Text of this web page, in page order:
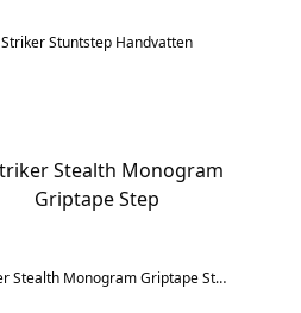
Striker Stuntstep Handvatten
Striker Stealth Monogram Griptape Step